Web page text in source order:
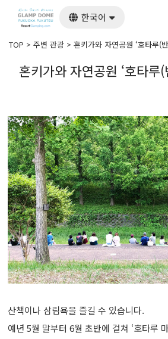
한국어
日本語
English
繁體中文
TOP > 주변 관광 > 혼키가와 자연공원 ‘호타루(
혼키가와 자연공원 ‘호타루
산책이나 삼림욕을 즐길 수 있습니다.
예년 5월 말부터 6월 초반에 걸쳐 ‘호타루